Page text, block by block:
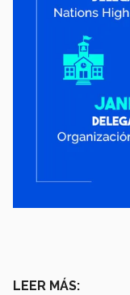
LEER MÁS: